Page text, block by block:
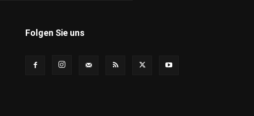
Folgen Sie uns